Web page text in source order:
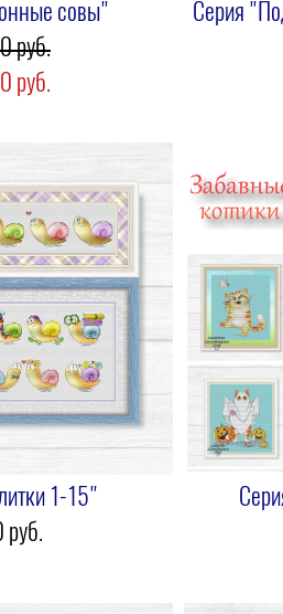
совы"
pуб.
pуб.
Серия
1-15"
pуб.